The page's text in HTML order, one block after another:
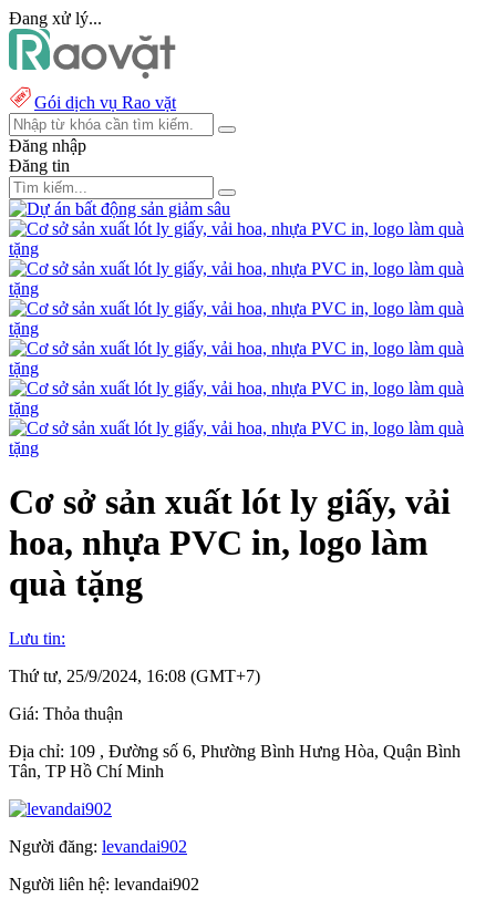
Đang xử lý...
Gói dịch vụ Rao vặt
Đăng nhập
Đăng tin
Cơ sở sản xuất lót ly giấy, vải
hoa, nhựa PVC in, logo làm
quà tặng
Lưu tin:
Thứ tư, 25/9/2024, 16:08 (GMT+7)
Giá: Thỏa thuận
Địa chỉ: 109 , Đường số 6, Phường Bình Hưng Hòa, Quận Bình
Tân, TP Hồ Chí Minh
Người đăng: levandai902
Người liên hệ: levandai902